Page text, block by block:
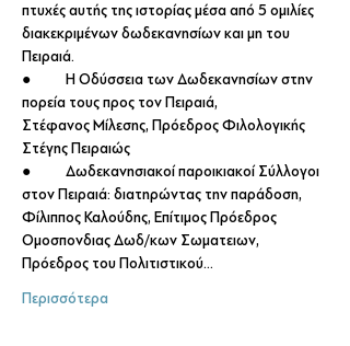
πτυχές αυτής της ιστορίας μέσα από 5 ομιλίες
διακεκριμένων δωδεκανησίων και μη του
Πειραιά.
●	Η Οδύσσεια των Δωδεκανησίων στην
πορεία τους προς τον Πειραιά,
Στέφανος Μίλεσης, Πρόεδρος Φιλολογικής
Στέγης Πειραιώς
●	Δωδεκανησιακοί παροικιακοί Σύλλογοι
στον Πειραιά: διατηρώντας την παράδοση,
Φίλιππος Καλούδης, Επίτιμος Πρόεδρος
Ομοσπονδιας Δωδ/κων Σωματειων,
Πρόεδρος του Πολιτιστικού…
Περισσότερα